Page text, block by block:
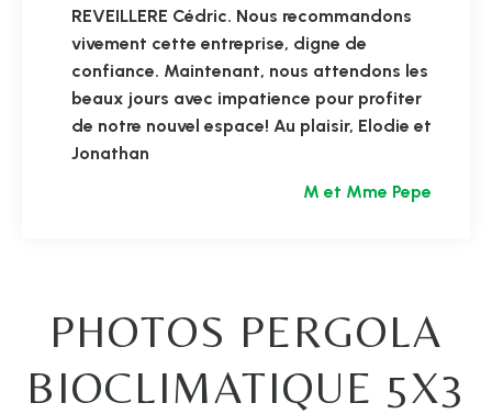
REVEILLERE Cédric. Nous recommandons
vivement cette entreprise, digne de
confiance. Maintenant, nous attendons les
beaux jours avec impatience pour profiter
de notre nouvel espace! Au plaisir, Elodie et
Jonathan
M et Mme Pepe
PHOTOS PERGOLA
BIOCLIMATIQUE 5X3